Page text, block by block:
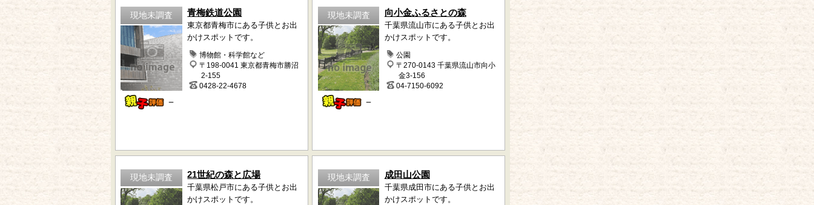
現地未調査
－
青梅鉄道公園
東京都青梅市にある子供とお出
かけスポットです。
博物館・科学館など
〒198-0041 東京都青梅市勝沼
2-155
0428-22-4678
現地未調査
－
向小金ふるさとの森
千葉県流山市にある子供とお出
かけスポットです。
公園
〒270-0143 千葉県流山市向小
金3-156
04-7150-6092
現地未調査 21世紀の森と広場
千葉県松戸市にある子供とお出
かけスポットです。
現地未調査 成田山公園
千葉県成田市にある子供とお出
かけスポットです。